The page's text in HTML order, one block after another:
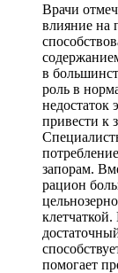
Врачи
влияние на
в
роль в
недостаток
привести к
запорам.
рацион
помогает